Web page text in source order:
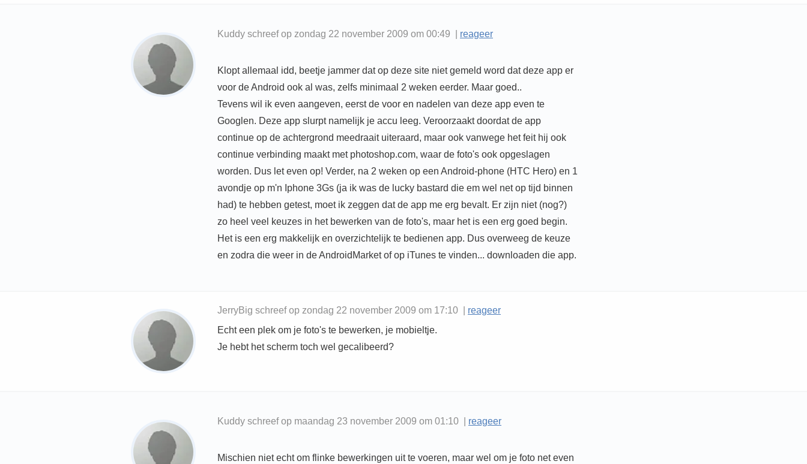
Kuddy schreef op zondag 22 november 2009 om 00:49 | reageer
Klopt allemaal idd, beetje jammer dat op deze site niet gemeld word dat deze app er
voor de Android ook al was, zelfs minimaal 2 weken eerder. Maar goed..
Tevens wil ik even aangeven, eerst de voor en nadelen van deze app even te
Googlen. Deze app slurpt namelijk je accu leeg. Veroorzaakt doordat de app
continue op de achtergrond meedraait uiteraard, maar ook vanwege het feit hij ook
continue verbinding maakt met photoshop.com, waar de foto's ook opgeslagen
worden. Dus let even op! Verder, na 2 weken op een Android-phone (HTC Hero) en 1
avondje op m'n Iphone 3Gs (ja ik was de lucky bastard die em wel net op tijd binnen
had) te hebben getest, moet ik zeggen dat de app me erg bevalt. Er zijn niet (nog?)
zo heel veel keuzes in het bewerken van de foto's, maar het is een erg goed begin.
Het is een erg makkelijk en overzichtelijk te bedienen app. Dus overweeg de keuze
en zodra die weer in de AndroidMarket of op iTunes te vinden... downloaden die app.
JerryBig schreef op zondag 22 november 2009 om 17:10 | reageer
Echt een plek om je foto's te bewerken, je mobieltje.
Je hebt het scherm toch wel gecalibeerd?
Kuddy schreef op maandag 23 november 2009 om 01:10 | reageer
Mischien niet echt om flinke bewerkingen uit te voeren, maar wel om je foto net even